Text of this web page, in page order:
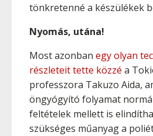
tönkretenné a készülékek
Nyomás, utána!
Most azonban egy olyan
részleteit tette közzé a
professzora Takuzo Aida,
öngyógyító folyamat
feltételek mellett is
szükséges műanyag a